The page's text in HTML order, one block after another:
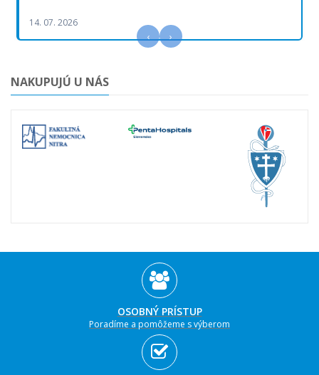
14. 07. 2026
‹ ›
NAKUPUJÚ U NÁS
OSOBNÝ PRÍSTUP
Poradíme a pomôžeme s výberom